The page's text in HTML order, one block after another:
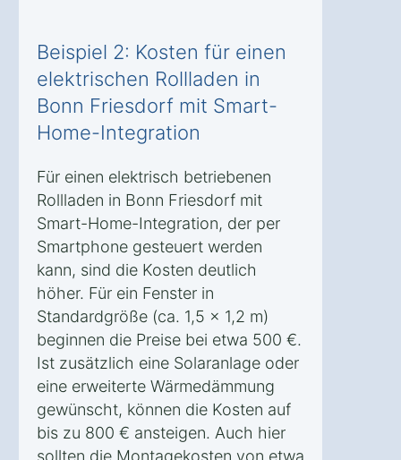
Beispiel 2: Kosten für einen
elektrischen Rollladen in
Bonn Friesdorf mit Smart-
Home-Integration
Für einen elektrisch betriebenen
Rollladen in Bonn Friesdorf mit
Smart-Home-Integration, der per
Smartphone gesteuert werden
kann, sind die Kosten deutlich
höher. Für ein Fenster in
Standardgröße (ca. 1,5 x 1,2 m)
beginnen die Preise bei etwa 500 €.
Ist zusätzlich eine Solaranlage oder
eine erweiterte Wärmedämmung
gewünscht, können die Kosten auf
bis zu 800 € ansteigen. Auch hier
sollten die Montagekosten von etwa